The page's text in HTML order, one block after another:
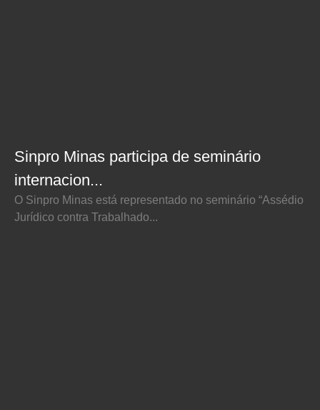
Sinpro Minas participa de seminário
internacion...
O Sinpro Minas está representado no seminário “Assédio
Jurídico contra Trabalhado...